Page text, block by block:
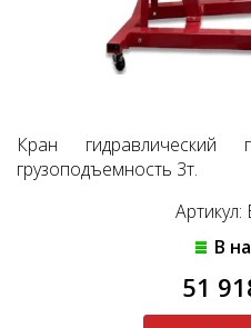
Кран гидравлический
грузоподъемность 3т.
Артикул:
В
51